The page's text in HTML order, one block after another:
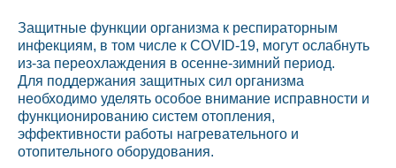
Защитные функции организма к респираторным
инфекциям, в том числе к COVID-19, могут ослабнуть
из-за переохлаждения в осенне-зимний период.
Для поддержания защитных сил организма
необходимо уделять особое внимание исправности и
функционированию систем отопления,
эффективности работы нагревательного и
отопительного оборудования.